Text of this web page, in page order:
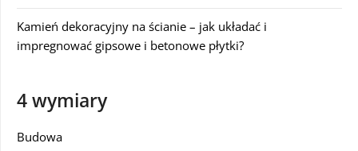
Kamień dekoracyjny na ścianie – jak układać i
impregnować gipsowe i betonowe płytki?
4 wymiary
Budowa